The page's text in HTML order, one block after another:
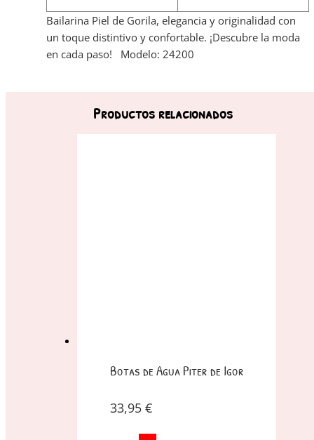
Bailarina Piel de Gorila, elegancia y originalidad con
un toque distintivo y confortable. ¡Descubre la moda
en cada paso! Modelo: 24200
Productos relacionados
Botas de Agua Piter de Igor
33,95 €